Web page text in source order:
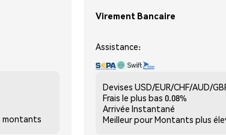
montants
Virement Bancaire
Assistance:
Devises USD/EUR/CHF/AUD/
Frais le plus bas 0.08%
Arrivée Instantané
Meilleur pourMontants plus